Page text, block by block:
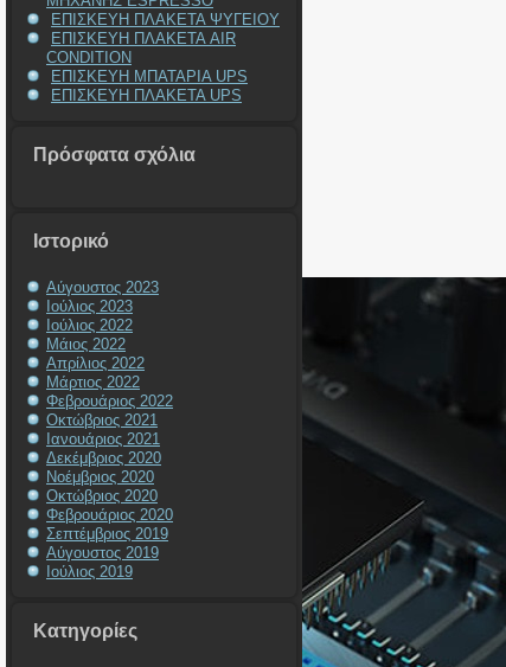
ΕΠΙΣΚΕΥΗ ΠΛΑΚΕΤΑ ΨΥΓΕΙΟΥ
ΕΠΙΣΚΕΥΗ ΠΛΑΚΕΤΑ AIR
CONDITION
ΕΠΙΣΚΕΥΗ ΜΠΑΤΑΡΙΑ UPS
ΕΠΙΣΚΕΥΗ ΠΛΑΚΕΤΑ UPS
Πρόσφατα σχόλια
Ιστορικό
Αύγουστος 2023
Ιούλιος 2023
Ιούλιος 2022
Μάιος 2022
Απρίλιος 2022
Μάρτιος 2022
Φεβρουάριος 2022
Οκτώβριος 2021
Ιανουάριος 2021
Δεκέμβριος 2020
Νοέμβριος 2020
Οκτώβριος 2020
Φεβρουάριος 2020
Σεπτέμβριος 2019
Αύγουστος 2019
Ιούλιος 2019
Kατηγορίες